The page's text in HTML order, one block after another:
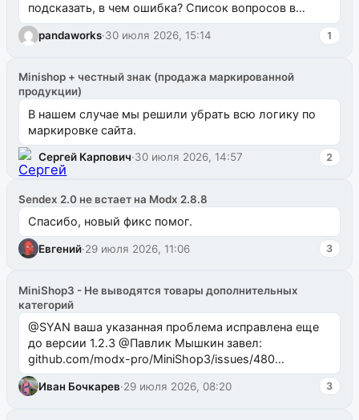
подсказать, в чем ошибка? Список вопросов в
одноименном разделе на modx.pro пока пуст, и,...
pandaworks·30 июля 2026, 15:14 1
Minishop + честный знак (продажа маркированной
продукции)
В нашем случае мы решили убрать всю логику по
маркировке сайта.
Сергей Карпович·30 июля 2026, 14:57 2
Sendex 2.0 не встает на Modx 2.8.8
Спасибо, новый фикс помог.
Евгений·29 июля 2026, 11:06 3
MiniShop3 - Не выводятся товары дополнительных
категорий
@SYAN ваша указанная проблема исправлена еще
до версии 1.2.3 @Павлик Мышкин завел:
github.com/modx-pro/MiniShop3/issues/480
github.com/modx-pro/MiniShop3/issues/481Исправим
в б...
Иван Бочкарев·29 июля 2026, 08:20 3